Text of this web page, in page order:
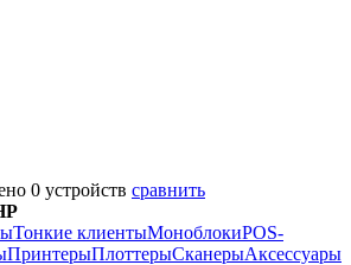
0 устройств сравнить
Тонкие клиентыМоноблокиPOS-
ПринтерыПлоттерыСканерыАксессуары